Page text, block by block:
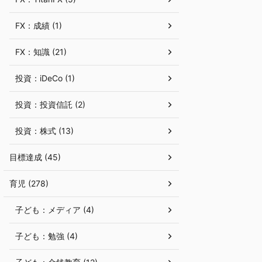
FX：成績 (1)
FX：知識 (21)
投資：iDeCo (1)
投資：投資信託 (2)
投資：株式 (13)
目標達成 (45)
育児 (278)
子ども：メディア (4)
子ども：勉強 (4)